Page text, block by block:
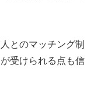
とのマッチング制
受けられる点も信